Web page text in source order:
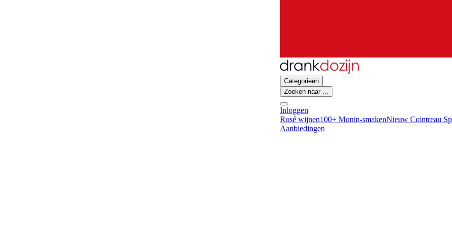
Categorieën
Zoeken naar ...
Inloggen
Rosé wijnen100+ Monin-smakenNieuw Cointreau
Aanbiedingen